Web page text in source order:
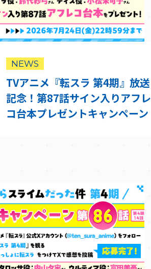
NEWS
TVアニメ『転スラ 第4期』放送
記念！第87話サイン入りアフレ
コ台本プレゼントキャンペーン